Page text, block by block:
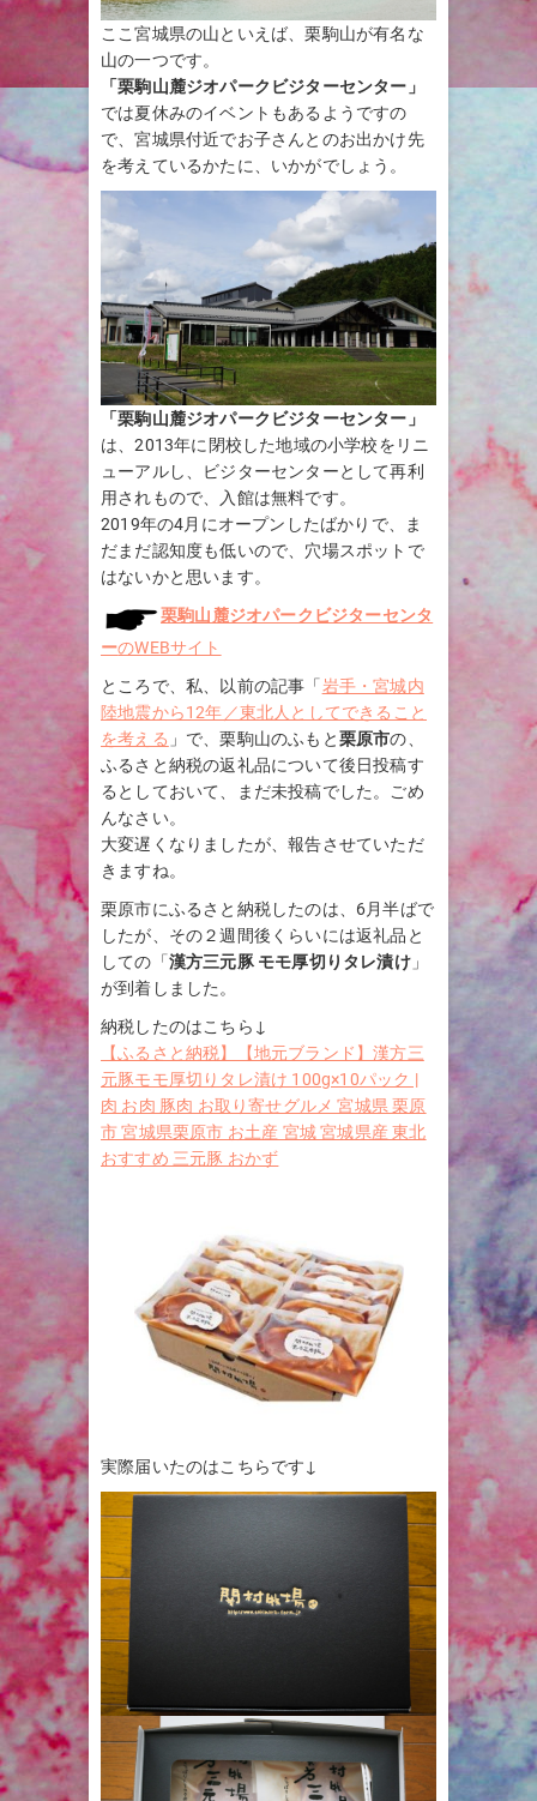
ここ宮城県の山といえば、栗駒山が有名な
山の一つです。
「栗駒山麓ジオパークビジターセンター」
では夏休みのイベントもあるようですの
で、宮城県付近でお子さんとのお出かけ先
を考えているかたに、いかがでしょう。
「栗駒山麓ジオパークビジターセンター」
は、2013年に閉校した地域の小学校をリニ
ューアルし、ビジターセンターとして再利
用されもので、入館は無料です。
2019年の4月にオープンしたばかりで、ま
だまだ認知度も低いので、穴場スポットで
はないかと思います。
栗駒山麓ジオパークビジターセンタ
ーのWEBサイト
ところで、私、以前の記事「岩手・宮城内
陸地震から12年／東北人としてできること
を考える 」で、栗駒山のふもと栗原市の、
ふるさと納税の返礼品について後日投稿す
るとしておいて、まだ未投稿でした。ごめ
んなさい。
大変遅くなりましたが、報告させていただ
きますね。
栗原市にふるさと納税したのは、6月半ばで
したが、その２週間後くらいには返礼品と
しての「漢方三元豚 モモ厚切りタレ漬け」
が到着しました。
納税したのはこちら↓
【ふるさと納税】【地元ブランド】漢方三
元豚モモ厚切りタレ漬け 100g×10パック |
肉 お肉 豚肉 お取り寄せグルメ 宮城県 栗原
市 宮城県栗原市 お土産 宮城 宮城県産 東北
おすすめ 三元豚 おかず
実際届いたのはこちらです↓